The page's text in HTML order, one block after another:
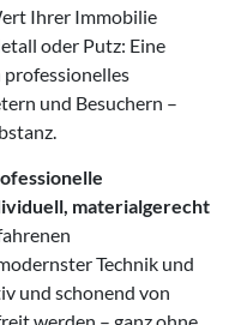
Ihrer Immobilie
oder Putz: Eine
und Besuchern –
materialgerecht
Technik und
und schonend von